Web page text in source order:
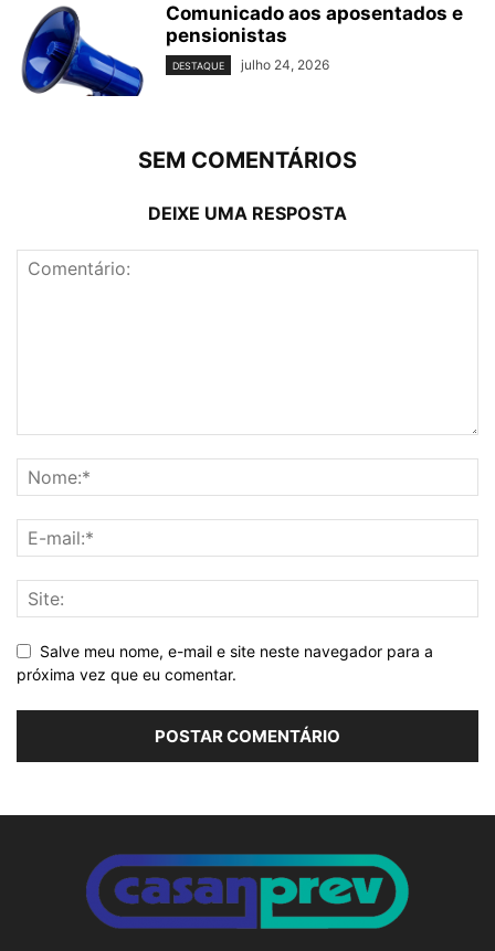
Comunicado aos aposentados e
pensionistas
DESTAQUE julho 24, 2026
SEM COMENTÁRIOS
DEIXE UMA RESPOSTA
Salve meu nome, e-mail e site neste navegador para a
próxima vez que eu comentar.